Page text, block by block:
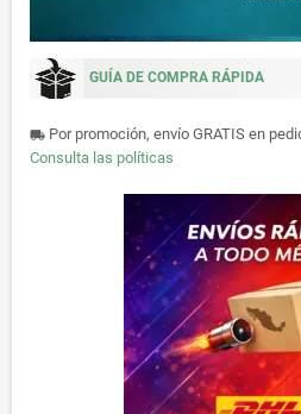
GUÍA DE COMPRA RÁPIDA
local_shipping Por promoción, envío GRATIS en
Consulta las políticas